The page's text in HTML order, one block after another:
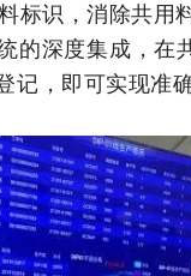
标识，消除共用
的深度集成，在
记，即可实现准